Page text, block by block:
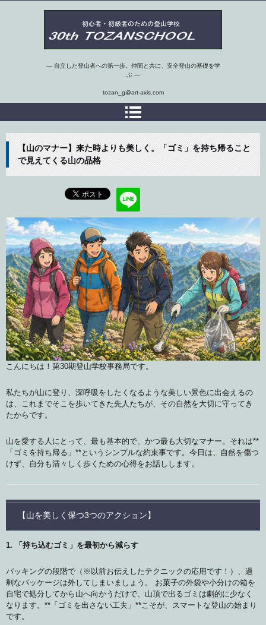
― 自立した登山者への第一歩。仲間と共に、安全登山の基礎を学
ぶ ―
tozan_g@art-axis.com
【山のマナー】来た時よりも美しく。「ゴミ」を持ち帰ること
で見えてくる山の品格
こんにちは！第30期登山学校事務局です。
私たちが山に登り、深呼吸をしたくなるような美しい景色に出会えるの
は、これまでそこを歩いてきた先人たちが、その自然を大切に守ってき
たからです。
山を愛する人にとって、最も基本的で、かつ最も大切なマナー。それは**
「ゴミを持ち帰る」**というシンプルな約束事です。今日は、自然を傷つ
けず、自分も清々しく歩くための心得をお話しします。
【山を美しく保つ3つのアクション】
1. 「持ち込むゴミ」を最初から減らす
パッキングの段階で（※以前お伝えしたテクニックの応用です！）、過
剰なパッケージは外してしまいましょう。 お菓子の外袋や小分けの箱を
自宅で処分してから山へ向かうだけで、山頂で出るゴミは劇的に少なく
なります。**「ゴミを出さない工夫」**こそが、スマートな登山の始まり
です。